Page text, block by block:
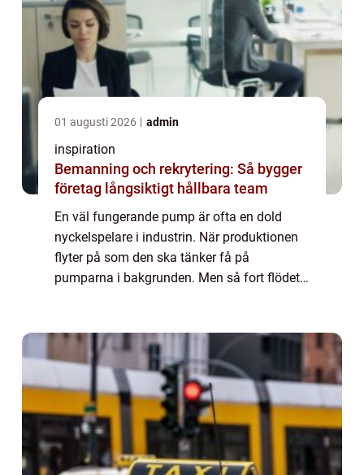
01 augusti 2026 admin
inspiration
Bemanning och rekrytering: Så bygger
företag långsiktigt hållbara team
En väl fungerande pump är ofta en dold
nyckelspelare i industrin. När produktionen
flyter på som den ska tänker få på
pumparna i bakgrunden. Men så fort flödet